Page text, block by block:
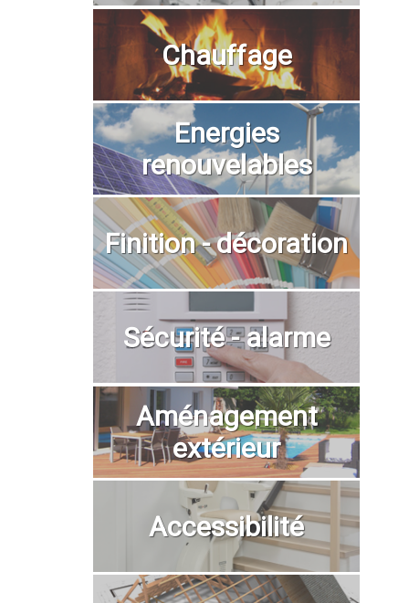
Chauffage
Energies
renouvelables
Finition - décoration
Sécurité - alarme
Aménagement
extérieur
Accessibilité